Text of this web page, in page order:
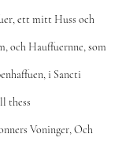
ett mitt Huss och
och Hauffuernne, som
i Sancti
thess
Voninger, Och